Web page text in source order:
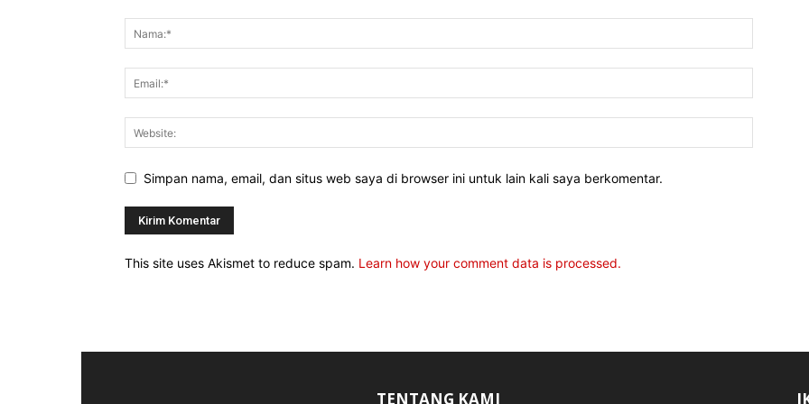
Simpan nama, email, dan situs web saya di browser ini untuk lain kali saya berkomentar.
This site uses Akismet to reduce spam. Learn how your comment data is processed.
TENTANG KAMI